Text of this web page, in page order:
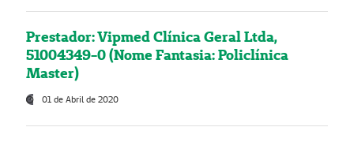
Prestador: Vipmed Clínica Geral Ltda,
51004349-0 (Nome Fantasia: Policlínica
Master)
01 de Abril de 2020